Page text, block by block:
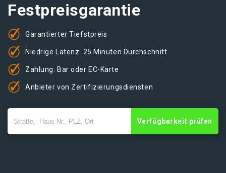
Festpreisgarantie
Garantierter Tiefstpreis
Niedrige Latenz: 25 Minuten Durchschnitt
Zahlung: Bar oder EC-Karte
Anbieter von Zertifizierungsdiensten
Verfügbarkeit prüfen